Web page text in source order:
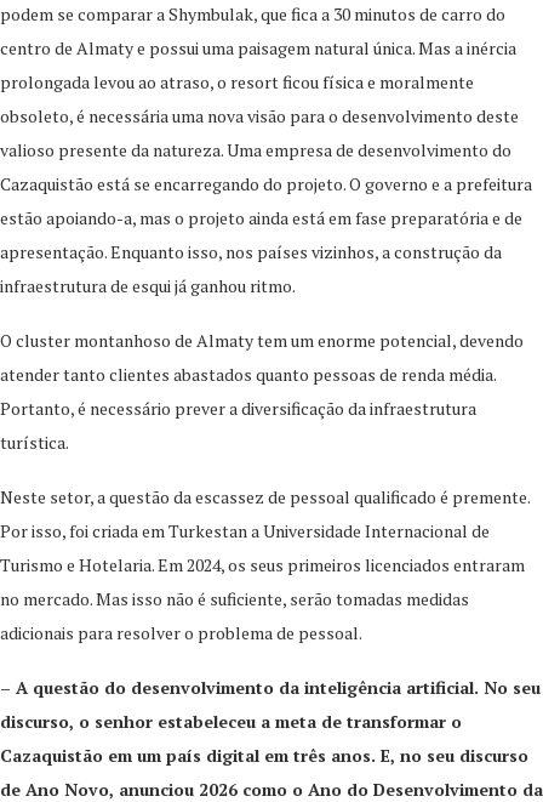
podem se comparar a Shymbulak, que fica a 30 minutos de carro do
centro de Almaty e possui uma paisagem natural única. Mas a inércia
prolongada levou ao atraso, o resort ficou física e moralmente
obsoleto, é necessária uma nova visão para o desenvolvimento deste
valioso presente da natureza. Uma empresa de desenvolvimento do
Cazaquistão está se encarregando do projeto. O governo e a prefeitura
estão apoiando-a, mas o projeto ainda está em fase preparatória e de
apresentação. Enquanto isso, nos países vizinhos, a construção da
infraestrutura de esqui já ganhou ritmo.
O cluster montanhoso de Almaty tem um enorme potencial, devendo
atender tanto clientes abastados quanto pessoas de renda média.
Portanto, é necessário prever a diversificação da infraestrutura
turística.
Neste setor, a questão da escassez de pessoal qualificado é premente.
Por isso, foi criada em Turkestan a Universidade Internacional de
Turismo e Hotelaria. Em 2024, os seus primeiros licenciados entraram
no mercado. Mas isso não é suficiente, serão tomadas medidas
adicionais para resolver o problema de pessoal.
– A questão do desenvolvimento da inteligência artificial. No seu
discurso, o senhor estabeleceu a meta de transformar o
Cazaquistão em um país digital em três anos. E, no seu discurso
de Ano Novo, anunciou 2026 como o Ano do Desenvolvimento da